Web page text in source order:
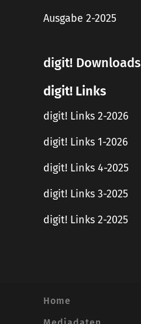
Ausgabe 2-2025
digit! Downloads
digit! Links
digit! Links 2-2026
digit! Links 1-2026
digit! Links 4-2025
digit! Links 3-2025
digit! Links 2-2025
Home